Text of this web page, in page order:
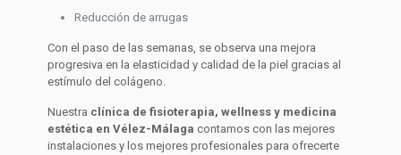
Reducción de arrugas
Con el paso de las semanas, se observa una mejora
progresiva en la elasticidad y calidad de la piel gracias al
estímulo del colágeno.
Nuestra clínica de fisioterapia, wellness y medicina
estética en Vélez-Málaga contamos con las mejores
instalaciones y los mejores profesionales para ofrecerte